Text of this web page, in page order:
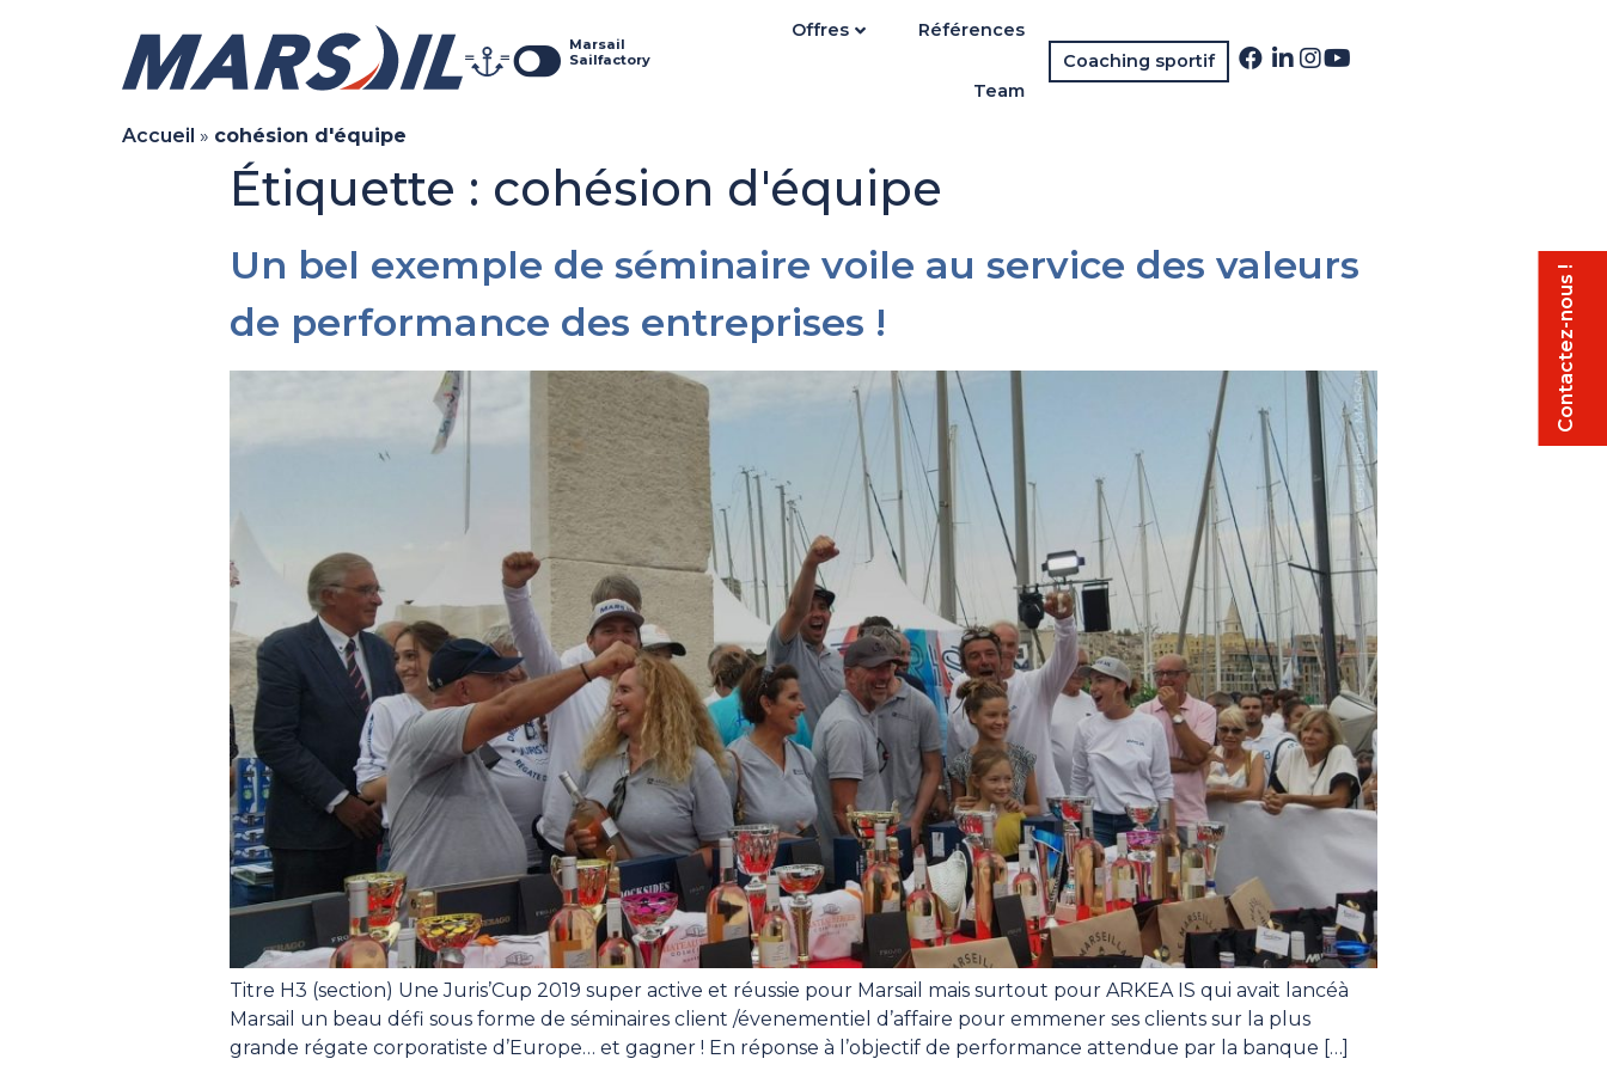
Contactez-nous !
Marsail
Sailfactory
Offres Références
Team
Coaching sportif
Accueil » cohésion d'équipe
Étiquette : cohésion d'équipe
Un bel exemple de séminaire voile au service des valeurs
de performance des entreprises !
Titre H3 (section) Une Juris’Cup 2019 super active et réussie pour Marsail mais surtout pour ARKEA IS qui avait lancéà
Marsail un beau défi sous forme de séminaires client /évenementiel d’affaire pour emmener ses clients sur la plus
grande régate corporatiste d’Europe… et gagner ! En réponse à l’objectif de performance attendue par la banque […]